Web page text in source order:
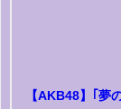
【AKB48】｢夢